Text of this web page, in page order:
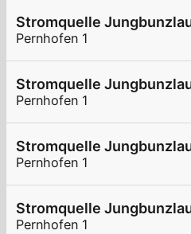
Stromquelle
Pernhofen 1
Stromquelle
Pernhofen 1
Stromquelle
Pernhofen 1
Stromquelle
Pernhofen 1